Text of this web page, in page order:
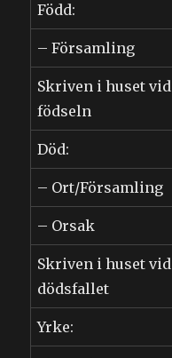
Född:
– Församling
Skriven i huset vid
födseln
Död:
– Ort/Församling
– Orsak
Skriven i huset vid
dödsfallet
Yrke: